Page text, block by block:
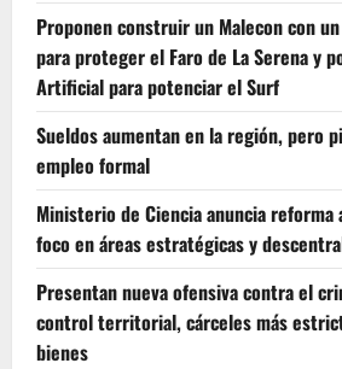
Proponen construir un Malecon con
para proteger el Faro de La Serena y
Artificial para potenciar el Surf
Sueldos aumentan en la región, pero
empleo formal
Ministerio de Ciencia anuncia reforma
foco en áreas estratégicas y
Presentan nueva ofensiva contra el
control territorial, cárceles más
bienes